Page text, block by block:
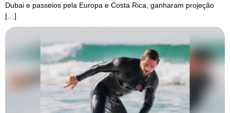
Dubai e passeios pela Europa e Costa Rica, ganharam projeção
[…]